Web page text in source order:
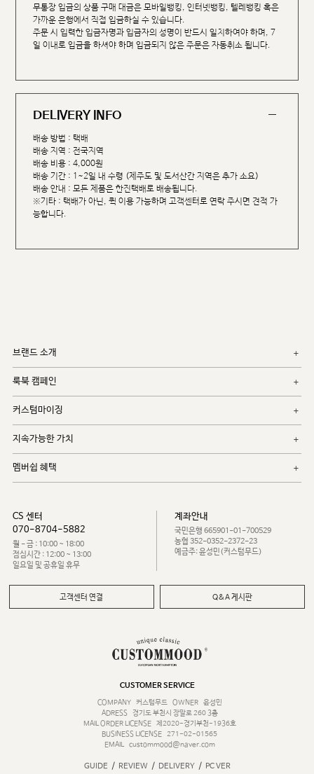
무통장 입금의 상품 구매 대금은 모바일뱅킹, 인터넷뱅킹, 텔레뱅킹 혹은
가까운 은행에서 직접 입금하실 수 있습니다.
주문 시 입력한 입금자명과 입금자의 성명이 반드시 일치하여야 하며, 7
일 이내로 입금을 하셔야 하며 입금되지 않은 주문은 자동취소 됩니다.
DELIVERY INFO
배송 방법 : 택배
배송 지역 : 전국지역
배송 비용 : 4,000원
배송 기간 : 1~2일 내 수령 (제주도 및 도서산간 지역은 추가 소요)
배송 안내 : 모든 제품은 한진택배로 배송됩니다.
※기타 : 택배가 아닌, 퀵 이용 가능하며 고객센터로 연락 주시면 견적 가
능합니다.
브랜드 소개
룩북 캠페인
커스텀마이징
지속가능한 가치
멤버쉽 혜택
CS 센터
070-8704-5882
월 - 금 : 10:00 ~ 18:00
점심시간 : 12:00 ~ 13:00
일요일 및 공휴일 휴무
계좌안내
국민은행 665901-01-700529
농협 352-0352-2372-23
예금주: 윤성민(커스텀무드)
고객센터 연결 Q&A 게시판
CUSTOMER SERVICE
COMPANY
커스텀무드 OWNER
윤성민
ADRESS
경기도 부천시 장말로 260 3층
MAIL ORDER LICENSE
제2020-경기부천-1936호
BUSINESS LICENSE 271-02-01565
EMAIL
custommood@naver.com
GUIDE / REVIEW / DELIVERY / PC VER